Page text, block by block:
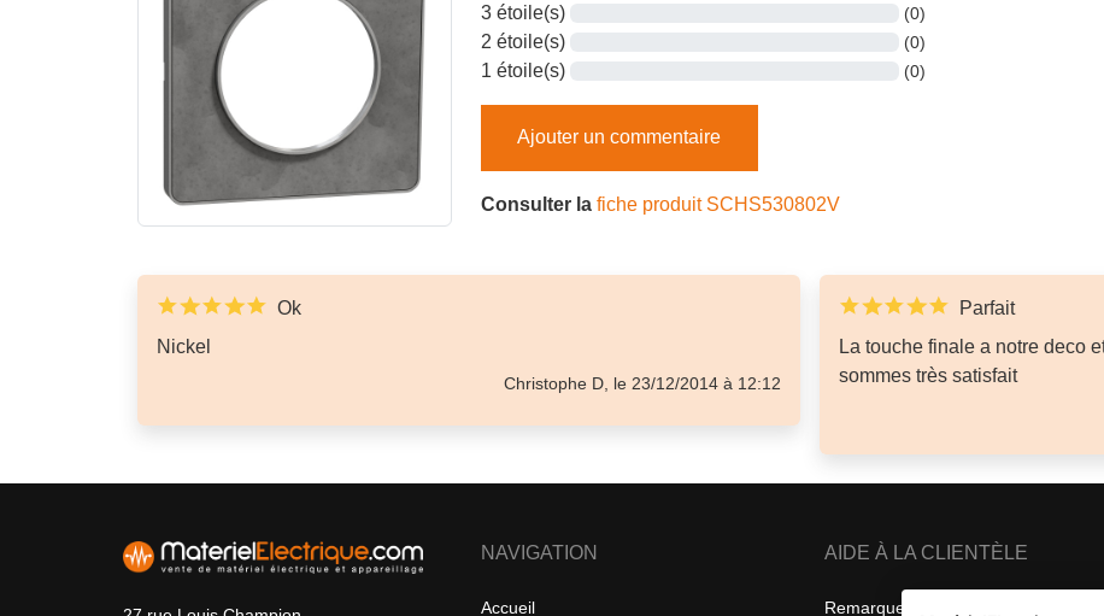
3 étoile(s) (0)
2 étoile(s) (0)
1 étoile(s) (0)
Ajouter un commentaire
Consulter la fiche produit SCHS530802V
Ok
Nickel
Christophe D, le 23/12/2014 à 12:12
Parfait
La touche finale a notre deco
sommes très satisfait
NAVIGATION
Accueil
AIDE À LA CLIENTÈLE
Remarques sur la confidentialité